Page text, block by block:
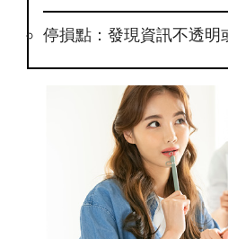
停損點：發現資訊不透